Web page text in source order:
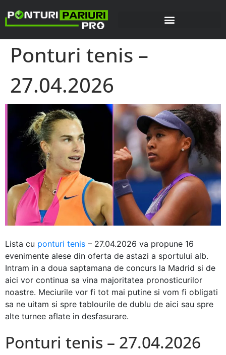
Ponturi tenis –
27.04.2026
Lista cu ponturi tenis – 27.04.2026 va propune 16
evenimente alese din oferta de astazi a sportului alb.
Intram in a doua saptamana de concurs la Madrid si de
aici vor continua sa vina majoritatea pronosticurilor
noastre. Meciurile vor fi tot mai putine si vom fi obligati
sa ne uitam si spre tablourile de dublu de aici sau spre
alte turnee aflate in desfasurare.
Ponturi tenis – 27.04.2026